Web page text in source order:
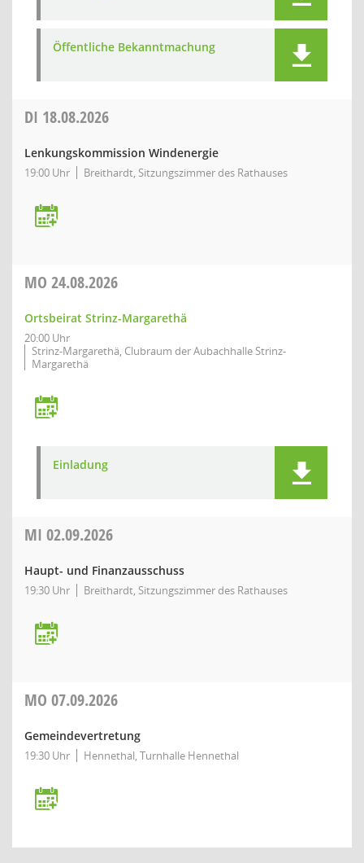
Öffentliche Bekanntmachung
DI 18.08.2026
Lenkungskommission Windenergie
19:00 Uhr Breithardt, Sitzungszimmer des Rathauses
MO 24.08.2026
Ortsbeirat Strinz-Margarethä
20:00 Uhr
Strinz-Margarethä, Clubraum der Aubachhalle Strinz-
Margarethä
Einladung
MI 02.09.2026
Haupt- und Finanzausschuss
19:30 Uhr Breithardt, Sitzungszimmer des Rathauses
MO 07.09.2026
Gemeindevertretung
19:30 Uhr Hennethal, Turnhalle Hennethal